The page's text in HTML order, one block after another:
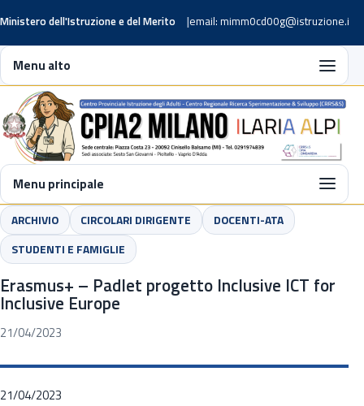
Ministero dell'Istruzione e del Merito email: mimm0cd00g@istruzione.it
Menu alto
Menu principale
ARCHIVIO CIRCOLARI DIRIGENTE
DOCENTI-ATA
STUDENTI E FAMIGLIE
Erasmus+ – Padlet progetto Inclusive ICT for
Inclusive Europe
21/04/2023
21/04/2023